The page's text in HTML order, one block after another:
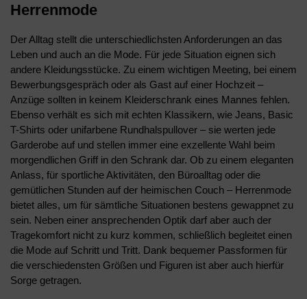
Herrenmode
Der Alltag stellt die unterschiedlichsten Anforderungen an das
Leben und auch an die Mode. Für jede Situation eignen sich
andere Kleidungsstücke. Zu einem wichtigen Meeting, bei einem
Bewerbungsgespräch oder als Gast auf einer Hochzeit –
Anzüge sollten in keinem Kleiderschrank eines Mannes fehlen.
Ebenso verhält es sich mit echten Klassikern, wie Jeans, Basic
T-Shirts oder unifarbene Rundhalspullover – sie werten jede
Garderobe auf und stellen immer eine exzellente Wahl beim
morgendlichen Griff in den Schrank dar. Ob zu einem eleganten
Anlass, für sportliche Aktivitäten, den Büroalltag oder die
gemütlichen Stunden auf der heimischen Couch – Herrenmode
bietet alles, um für sämtliche Situationen bestens gewappnet zu
sein. Neben einer ansprechenden Optik darf aber auch der
Tragekomfort nicht zu kurz kommen, schließlich begleitet einen
die Mode auf Schritt und Tritt. Dank bequemer Passformen für
die verschiedensten Größen und Figuren ist aber auch hierfür
Sorge getragen.